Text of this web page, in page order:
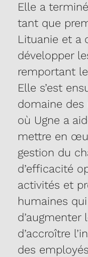
Elle a
tant que
Lituanie et a
développer
remportant
Elle s’est
domaine des
où Ugne a
mettre en
gestion du
d’efficacité
activités et
humaines
d’augmenter
d’accroître
des